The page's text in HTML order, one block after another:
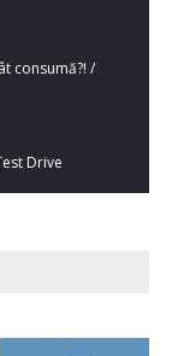
consumă?! /
Drive
facelift (S 580